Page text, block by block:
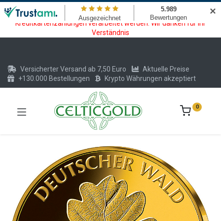
Wartungsarbeiten am Kreditkarten und Krypto Bezahlmodul. In der
Zeit vom 20.07. - 09.08.2026 können keine Krypto oder
Kreditkartenzahlungen verarbeitet werden. Wir danken für Ihr
Verständnis
Versicherter Versand ab 7,50 Euro
Aktuelle Preise
+130.000 Bestellungen
Krypto Währungen akzeptiert
0
✕